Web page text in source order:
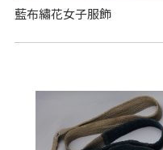
藍布繡花女子服飾